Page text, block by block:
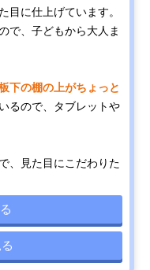
目に仕上げています。
で、子どもから大人ま
下の棚の上がちょっと
るので、タブレットや
、見た目にこだわりた